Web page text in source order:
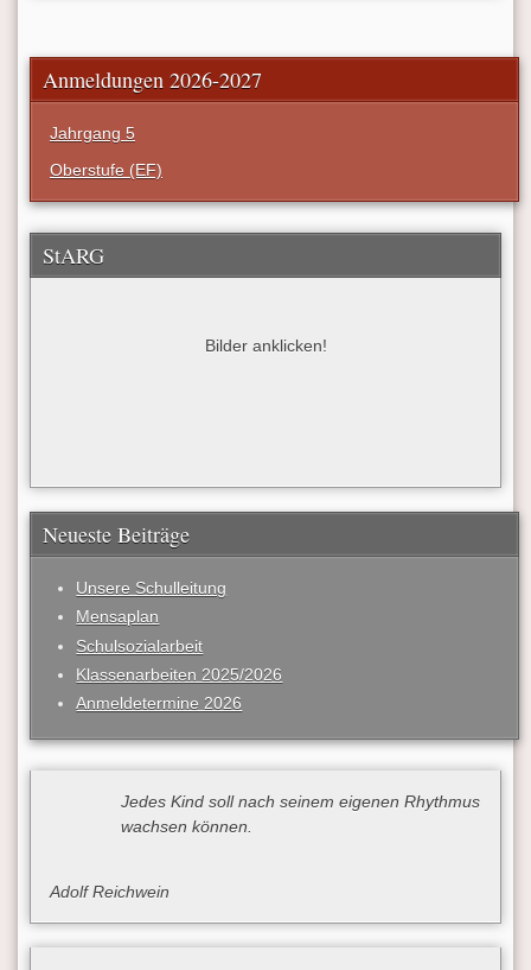
Anmeldungen 2026-2027
Jahrgang 5
Oberstufe (EF)
StARG
Bilder anklicken!
Neueste Beiträge
Unsere Schulleitung
Mensaplan
Schulsozialarbeit
Klassenarbeiten 2025/2026
Anmeldetermine 2026
Jedes Kind soll nach seinem eigenen Rhythmus
wachsen können.
Adolf Reichwein